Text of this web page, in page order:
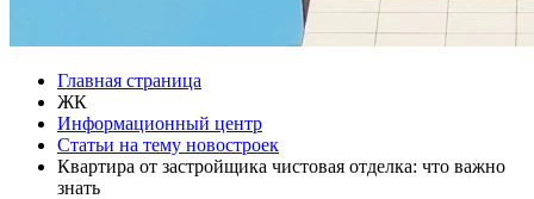
Главная страница
ЖК
Информационный центр
Статьи на тему новостроек
Квартира от застройщика чистовая отделка: что важно
знать